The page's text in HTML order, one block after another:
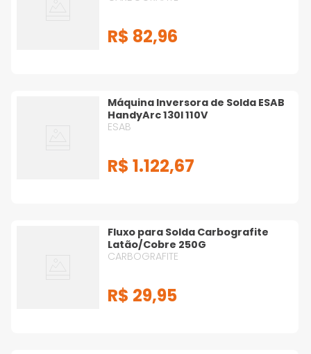
R$ 82,96
Máquina Inversora de Solda ESAB
HandyArc 130I 110V
ESAB
R$ 1.122,67
Fluxo para Solda Carbografite
Latão/Cobre 250G
CARBOGRAFITE
R$ 29,95